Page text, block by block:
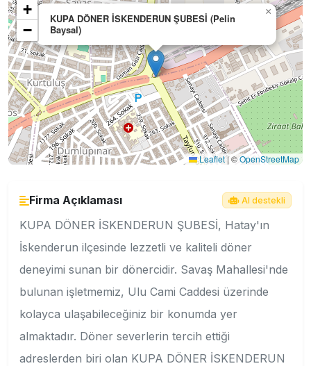
KUPA DÖNER İSKENDERUN ŞUBESİ (Pelin
Baysal)
×
+
−
Leaflet| ©OpenStreetMap
Firma Açıklaması AI destekli
KUPA DÖNER İSKENDERUN ŞUBESİ, Hatay'ın
İskenderun ilçesinde lezzetli ve kaliteli döner
deneyimi sunan bir dönercidir. Savaş Mahallesi'nde
bulunan işletmemiz, Ulu Cami Caddesi üzerinde
kolayca ulaşabileceğiniz bir konumda yer
almaktadır. Döner severlerin tercih ettiği
adreslerden biri olan KUPA DÖNER İSKENDERUN